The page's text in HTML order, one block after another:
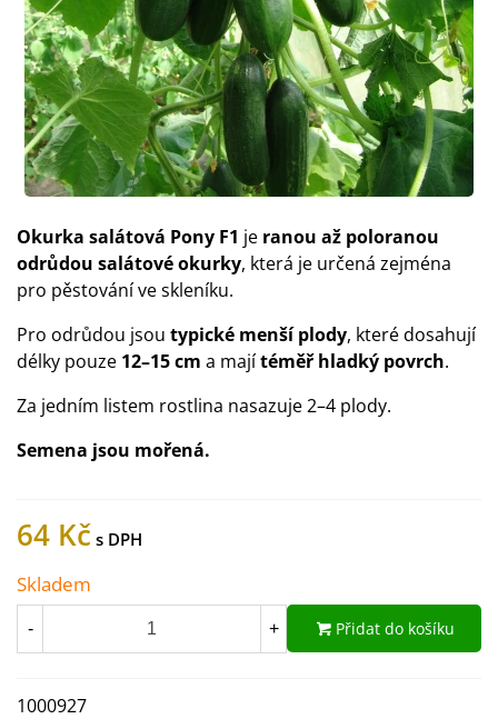
Okurka salátová Pony F1 je ranou až poloranou
odrůdou salátové okurky, která je určená zejména
pro pěstování ve skleníku.
Pro odrůdou jsou typické menší plody, které dosahují
délky pouze 12–15 cm a majítéměř hladký povrch.
Za jedním listem rostlina nasazuje 2–4 plody.
Semena jsou mořená.
64 Kč
Skladem
- + Přidat do košíku
1000927